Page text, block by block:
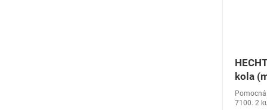
kola
7100. 2